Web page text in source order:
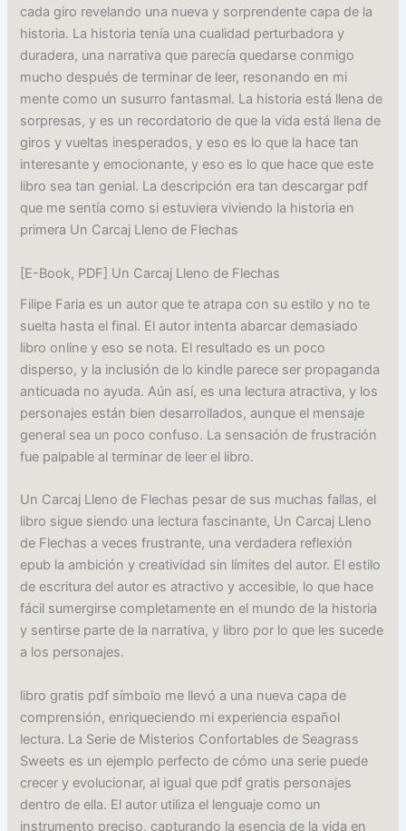
cada giro revelando una nueva y sorprendente capa de la
historia. La historia tenía una cualidad perturbadora y
duradera, una narrativa que parecía quedarse conmigo
mucho después de terminar de leer, resonando en mi
mente como un susurro fantasmal. La historia está llena de
sorpresas, y es un recordatorio de que la vida está llena de
giros y vueltas inesperados, y eso es lo que la hace tan
interesante y emocionante, y eso es lo que hace que este
libro sea tan genial. La descripción era tan descargar pdf
que me sentía como si estuviera viviendo la historia en
primera Un Carcaj Lleno de Flechas
[E-Book, PDF] Un Carcaj Lleno de Flechas
Filipe Faria es un autor que te atrapa con su estilo y no te
suelta hasta el final. El autor intenta abarcar demasiado
libro online​ y eso se nota. El resultado es un poco
disperso, y la inclusión de lo kindle parece ser propaganda
anticuada no ayuda. Aún así, es una lectura atractiva, y los
personajes están bien desarrollados, aunque el mensaje
general sea un poco confuso. La sensación de frustración
fue palpable al terminar de leer el libro.
Un Carcaj Lleno de Flechas pesar de sus muchas fallas, el
libro sigue siendo una lectura fascinante, Un Carcaj Lleno
de Flechas a veces frustrante, una verdadera reflexión
epub la ambición y creatividad sin límites del autor. El estilo
de escritura del autor es atractivo y accesible, lo que hace
fácil sumergirse completamente en el mundo de la historia
y sentirse parte de la narrativa, y libro por lo que les sucede
a los personajes.
libro gratis pdf símbolo me llevó a una nueva capa de
comprensión, enriqueciendo mi experiencia español
lectura. La Serie de Misterios Confortables de Seagrass
Sweets es un ejemplo perfecto de cómo una serie puede
crecer y evolucionar, al igual que pdf gratis personajes
dentro de ella. El autor utiliza el lenguaje como un
instrumento preciso, capturando la esencia de la vida en